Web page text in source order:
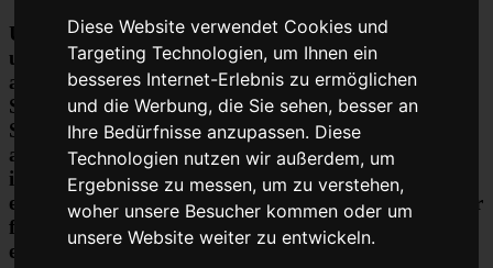
Diese Website verwendet Cookies und
Targeting Technologien, um Ihnen ein
besseres Internet-Erlebnis zu ermöglichen
und die Werbung, die Sie sehen, besser an
Ihre Bedürfnisse anzupassen. Diese
Technologien nutzen wir außerdem, um
Ergebnisse zu messen, um zu verstehen,
woher unsere Besucher kommen oder um
unsere Website weiter zu entwickeln.
Unser Betrieb steht für kostengünstige Prüfungen
und Reparaturen von Steuergeräten aller Art, unter
anderem von Motor-Steuergeräten, Airbag-
Steuergeräten, ABS-Steuergeräten uvm.
STEUBEL® verfügt dabei über viel Erfahrung und
ausgewiesene Expertise bei PKW-Steuergeräten und
insbesondere Motor-steuergeräte Reparaturen. So
ermöglicht STEUBEL® eine Steuergeräte Reparatur
für nahezu aller Hersteller und Fahrzeugarten - sei
es Motorrad oder LKW. Auch die Reparatur von